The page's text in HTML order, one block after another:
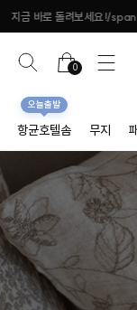
매일매일 터지는 룰렛이벤트
0
항균호텔솜
오늘출발
무지